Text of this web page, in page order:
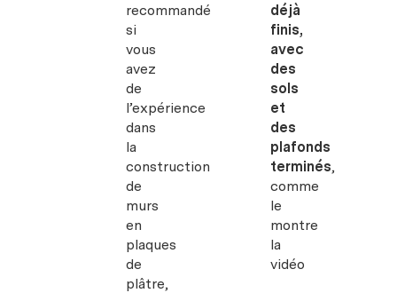
recommandé
si
vous
avez
de
l’expérience
dans
la
construction
de
murs
en
plaques
de
plâtre,
déjà
finis,
avec
des
sols
et
des
plafonds
terminés,
comme
le
montre
la
vidéo